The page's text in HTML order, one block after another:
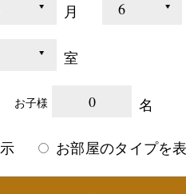
月
室
お子様 0 名
お部屋のタイプを